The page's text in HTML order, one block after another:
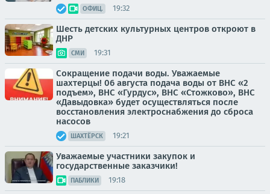
ОФИЦ. 19:32
Шесть детских культурных центров откроют в
ДНР
СМИ 19:31
Сокращение подачи воды. Уважаемые
шахтерцы! 06 августа подача воды от ВНС «2
подъем», ВНС «Гурдус», ВНС «Стожково», ВНС
«Давыдовка» будет осуществляться после
восстановления электроснабжения до сброса
насосов
ШАХТЁРСК 19:21
Уважаемые участники закупок и
государственные заказчики!
ПАБЛИКИ 19:18